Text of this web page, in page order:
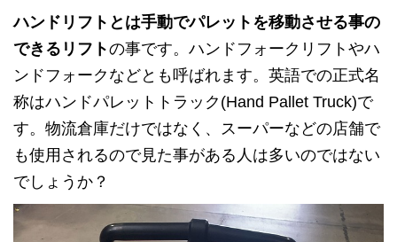
ハンドリフトとは手動でパレットを移動させる事の
できるリフトの事です。ハンドフォークリフトやハ
ンドフォークなどとも呼ばれます。英語での正式名
称はハンドパレットトラック(Hand Pallet Truck)で
す。物流倉庫だけではなく、スーパーなどの店舗で
も使用されるので見た事がある人は多いのではない
でしょうか？